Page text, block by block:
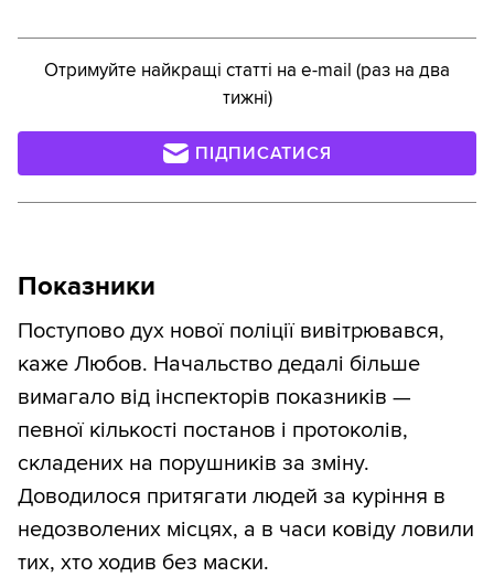
Отримуйте найкращі статті на e-mail (раз на два
тижні)
ПІДПИСАТИСЯ
Показники
Поступово дух нової поліції вивітрювався,
каже Любов. Начальство дедалі більше
вимагало від інспекторів показників —
певної кількості постанов і протоколів,
складених на порушників за зміну.
Доводилося притягати людей за куріння в
недозволених місцях, а в часи ковіду ловили
тих, хто ходив без маски.